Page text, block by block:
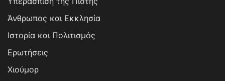
Άνθρωπος και Εκκλησία
Ιστορία και Πολιτισμός
Ερωτήσεις
Χιούμορ